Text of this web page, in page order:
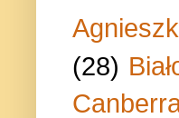
(28)